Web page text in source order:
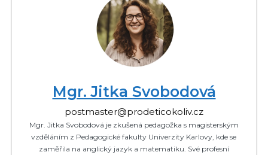
Mgr. Jitka Svobodová
postmaster@prodeticokoliv.cz
Mgr. Jitka Svobodová je zkušená pedagožka s magisterským
vzděláním z Pedagogické fakulty Univerzity Karlovy, kde se
zaměřila na anglický jazyk a matematiku. Své profesní